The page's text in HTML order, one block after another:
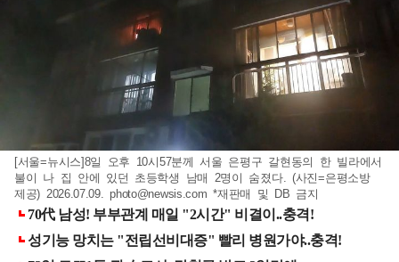
[서울=뉴시스]8일 오후 10시57분께 서울 은평구 갈현동의 한 빌라에서
불이 나 집 안에 있던 초등학생 남매 2명이 숨졌다. (사진=은평소방
제공) 2026.07.09.photo@newsis.com *재판매 및 DB 금지